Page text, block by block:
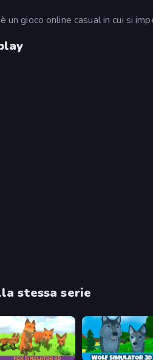
un gioco online casual in cui si
stessa serie
Fox Simulator 3D Wolf Simulator: Wild Animals 3D